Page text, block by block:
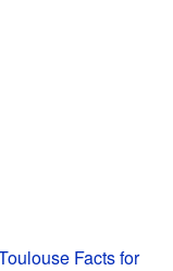
Facts for